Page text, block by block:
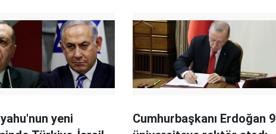
yeni
Cumhurbaşkanı Erdoğan 9